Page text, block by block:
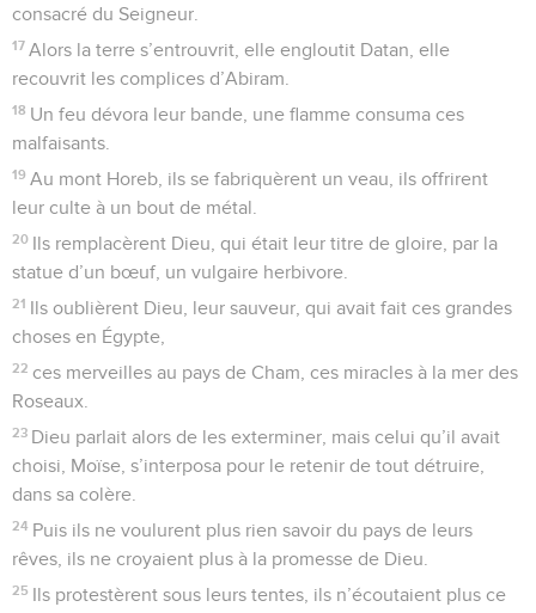
consacré du Seigneur.
17 Alors la terre s’entrouvrit, elle engloutit Datan, elle
recouvrit les complices d’Abiram.
18 Un feu dévora leur bande, une flamme consuma ces
malfaisants.
19 Au mont Horeb, ils se fabriquèrent un veau, ils offrirent
leur culte à un bout de métal.
20 Ils remplacèrent Dieu, qui était leur titre de gloire, par la
statue d’un bœuf, un vulgaire herbivore.
21 Ils oublièrent Dieu, leur sauveur, qui avait fait ces grandes
choses en Égypte,
22 ces merveilles au pays de Cham, ces miracles à la mer des
Roseaux.
23 Dieu parlait alors de les exterminer, mais celui qu’il avait
choisi, Moïse, s’interposa pour le retenir de tout détruire,
dans sa colère.
24 Puis ils ne voulurent plus rien savoir du pays de leurs
rêves, ils ne croyaient plus à la promesse de Dieu.
25 Ils protestèrent sous leurs tentes, ils n’écoutaient plus ce